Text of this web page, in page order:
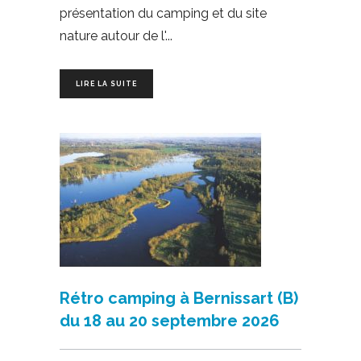
présentation du camping et du site
nature autour de l'
LIRE LA SUITE
Rétro camping à Bernissart (B)
du 18 au 20 septembre 2026